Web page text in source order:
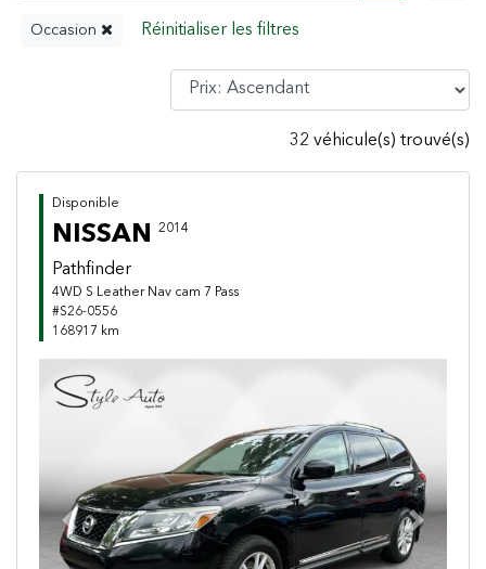
Occasion
32 véhicule(s) trouvé(s)
Disponible
NISSAN 2014
Pathfinder
4WD S Leather Nav cam 7 Pass
#S26-0556
168917 km
Previous Next